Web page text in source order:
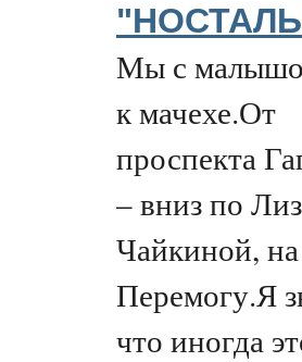
Мы с
к мачехе.От
проспекта
– вниз по
Чайкиной, на
Перемогу.Я
что иногда